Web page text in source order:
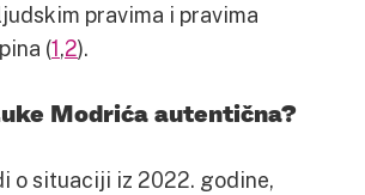
pravima i pravima
(1,2).
Modrića autentična?
o situaciji iz 2022. godine,